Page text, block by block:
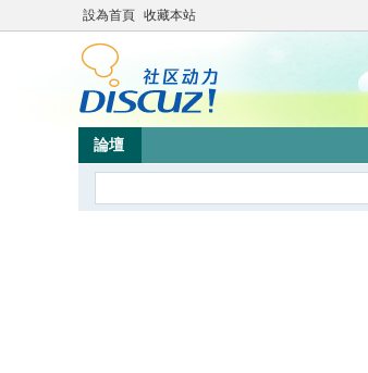
設為首頁 收藏本站
論壇